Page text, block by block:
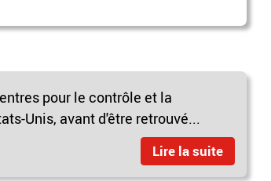
pour le contrôle et la
Unis, avant d'être retrouvé...
Lire la suite